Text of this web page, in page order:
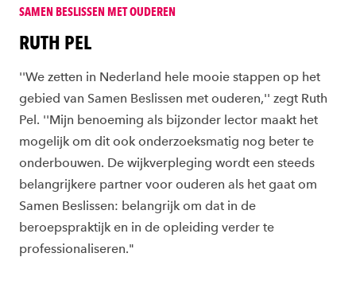
SAMEN BESLISSEN MET OUDEREN
RUTH PEL
''We zetten in Nederland hele mooie stappen op het
gebied van Samen Beslissen met ouderen,'' zegt Ruth
Pel. ''Mijn benoeming als bijzonder lector maakt het
mogelijk om dit ook onderzoeksmatig nog beter te
onderbouwen. De wijkverpleging wordt een steeds
belangrijkere partner voor ouderen als het gaat om
Samen Beslissen: belangrijk om dat in de
beroepspraktijk en in de opleiding verder te
professionaliseren."